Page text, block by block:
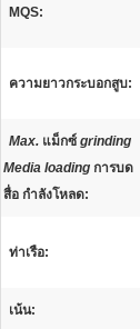
MQS:
ความยาวกระบอกสูบ:
Max. แม็กซ์ grinding
Media loading การบด
สื่อ กำลังโหลด:
ท่าเรือ:
เน้น: